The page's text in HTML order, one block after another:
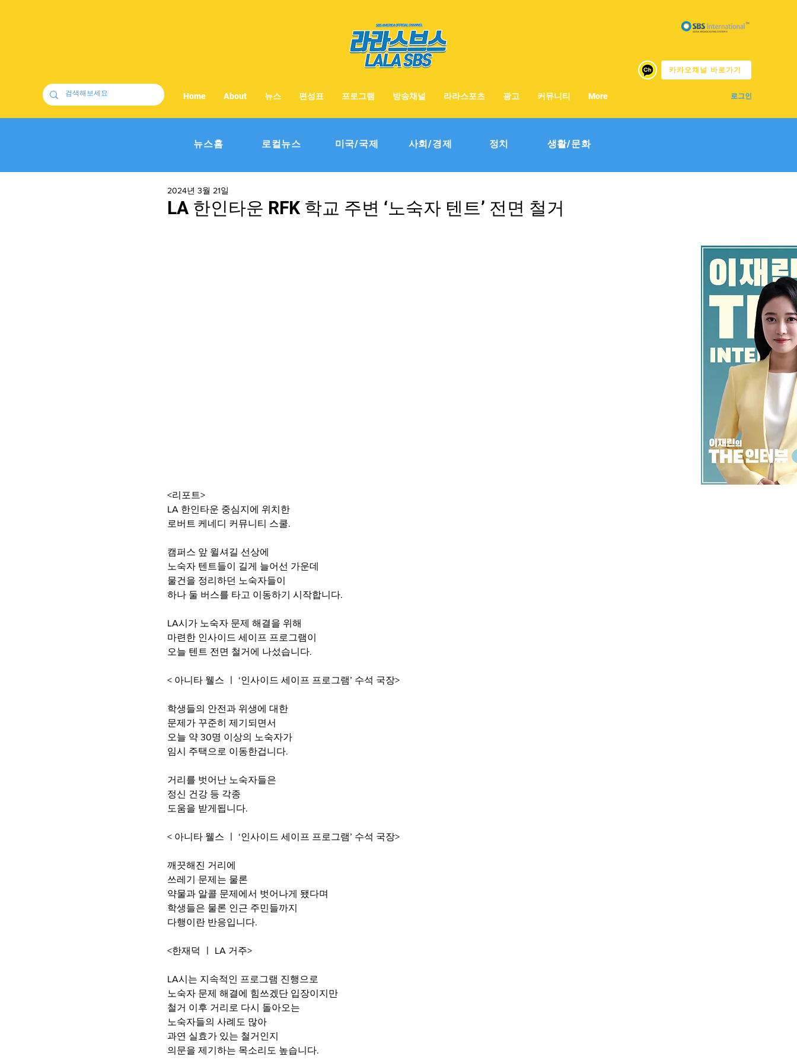
카카오채널 바로가기
로그인
Home About 뉴스 편성표 프로그램 방송채널 라라스포츠 광고 커뮤니티 More
뉴스홈 로컬뉴스 미국/국제 사회/경제 정치 생활/문화
LA 한인타운 RFK 학교 주변 ‘노숙자 텐트’ 전면 철거
2024년 3월 21일
<리포트>
LA 한인타운 중심지에 위치한
로버트 케네디 커뮤니티 스쿨.
캠퍼스 앞 윌셔길 선상에
노숙자 텐트들이 길게 늘어선 가운데
물건을 정리하던 노숙자들이
하나 둘 버스를 타고 이동하기 시작합니다.
LA시가 노숙자 문제 해결을 위해
마련한 인사이드 세이프 프로그램이
오늘 텐트 전면 철거에 나섰습니다.
< 아니타 웰스 ㅣ ‘인사이드 세이프 프로그램’ 수석 국장>
학생들의 안전과 위생에 대한
문제가 꾸준히 제기되면서
오늘 약 30명 이상의 노숙자가
임시 주택으로 이동한겁니다.
거리를 벗어난 노숙자들은
정신 건강 등 각종
도움을 받게됩니다.
< 아니타 웰스 ㅣ ‘인사이드 세이프 프로그램’ 수석 국장>
깨끗해진 거리에
쓰레기 문제는 물론
약물과 알콜 문제에서 벗어나게 됐다며
학생들은 물론 인근 주민들까지
다행이란 반응입니다.
<한재덕 ㅣ LA 거주>
LA시는 지속적인 프로그램 진행으로
노숙자 문제 해결에 힘쓰겠단 입장이지만
철거 이후 거리로 다시 돌아오는
노숙자들의 사례도 많아
과연 실효가 있는 철거인지
의문을 제기하는 목소리도 높습니다.